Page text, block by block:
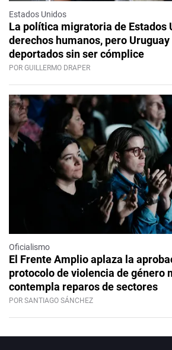
Estados Unidos
La política migratoria de Estados
derechos humanos, pero
deportados sin ser cómplice
POR GUILLERMO DRAPER
Oficialismo
El Frente Amplio aplaza la
protocolo de violencia de género
contempla reparos de sectores
POR SANTIAGO SÁNCHEZ